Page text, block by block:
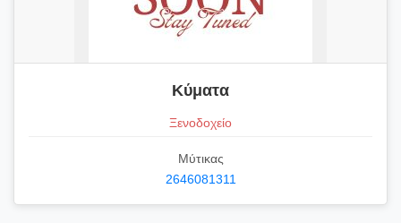
Κύματα
Ξενοδοχείο
Μύτικας
2646081311